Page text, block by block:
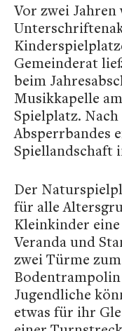
Vor zwei Jahren
Gemeinderat
beim
Musikkapelle
Spielplatz.
Absperrbandes
Spiellandschaft
Der
für alle
Kleinkinder
Veranda und
zwei Türme
Jugendliche
etwas für ihr